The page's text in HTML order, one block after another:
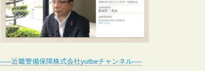
—–近畿警備保障株式会社yutbeチャンネル—-